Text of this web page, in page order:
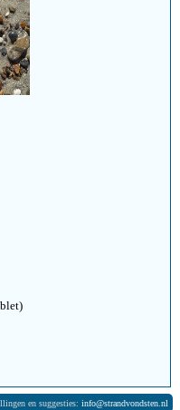
en suggesties: info@strandvondsten.nl